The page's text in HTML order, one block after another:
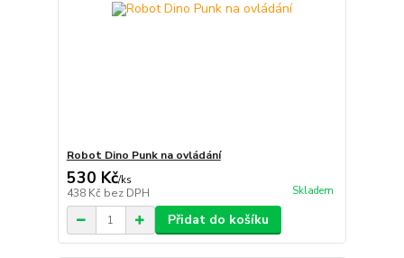
Robot Dino Punk na ovládání
530 Kč/ks
438 Kč bez DPH Skladem
Přidat do košíku